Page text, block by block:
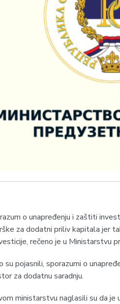
o unapređenju i zaštiti
za dodatni priliv kapitala jer
rečeno je u Ministarstvu
su pojasnili, sporazumi o
za dodatnu saradnju.
ministarstvu naglasili su da